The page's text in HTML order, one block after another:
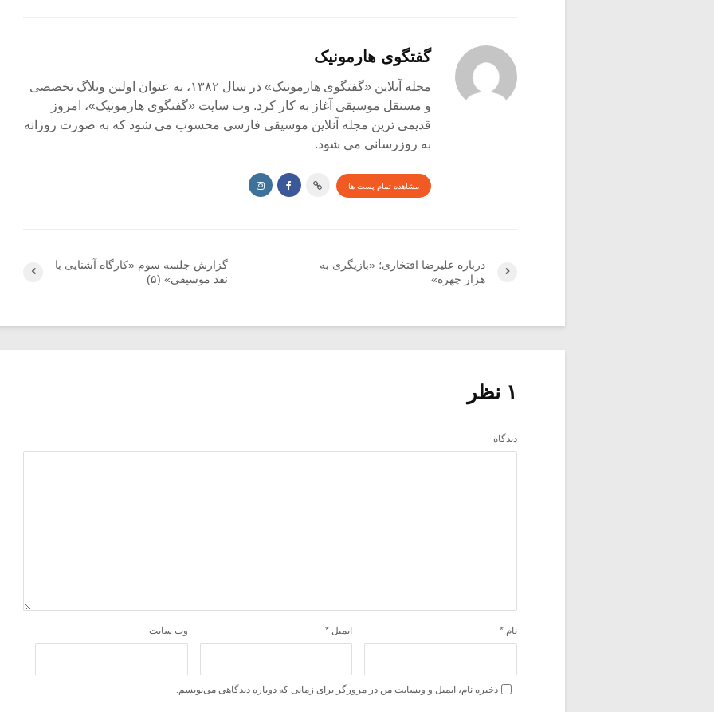
گفتگوی هارمونیک
مجله آنلاین «گفتگوی هارمونیک» در سال ۱۳۸۲، به عنوان اولین وبلاگ تخصصی
و مستقل موسیقی آغاز به کار کرد. وب سایت «گفتگوی هارمونیک»، امروز
قدیمی ترین مجله آنلاین موسیقی فارسی محسوب می شود که به صورت روزانه
به روزرسانی می شود.
مشاهده تمام پست ها
گزارش جلسه سوم «کارگاه آشنایی با
نقد موسیقی» (۵)
درباره علیرضا افتخاری؛ «بازیگری به
هزار چهره»
۱ نظر
دیدگاه
نام * ایمیل * وب‌ سایت
ذخیره نام، ایمیل و وبسایت من در مرورگر برای زمانی که دوباره دیدگاهی می‌نویسم.